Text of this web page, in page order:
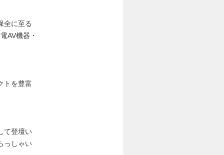
全に至る
AV機器・
トを豊富
て登壇い
っしゃい